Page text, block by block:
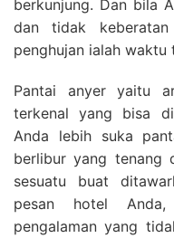
berkunjung. Dan bila
dan tidak
penghujan ialah
Pantai anyer yaitu
terkenal yang bisa
Anda lebih suka
berlibur yang tenang
sesuatu buat
pesan hotel
pengalaman yang